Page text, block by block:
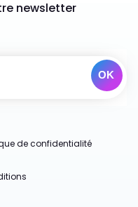
newsletter
de confidentialité